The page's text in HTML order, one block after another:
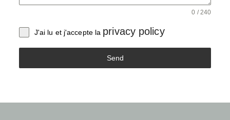
0 / 240
J'ai lu et j'accepte la privacy policy
Send